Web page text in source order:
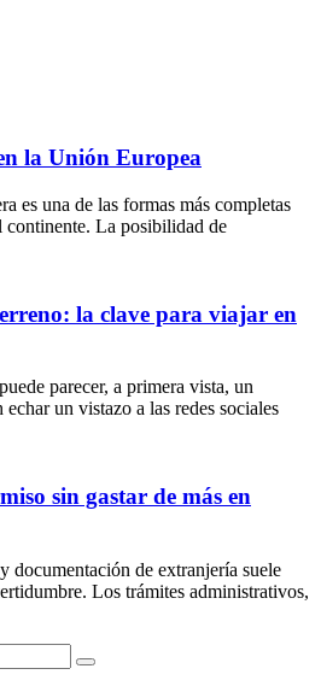
la Unión Europea
es una de las formas más completas
continente. La posibilidad de
la clave para viajar en
parecer, a primera vista, un
un vistazo a las redes sociales
sin gastar de más en
documentación de extranjería suele
Los trámites administrativos,